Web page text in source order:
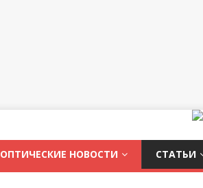
ОПТИЧЕСКИЕ НОВОСТИ СТАТЬИ